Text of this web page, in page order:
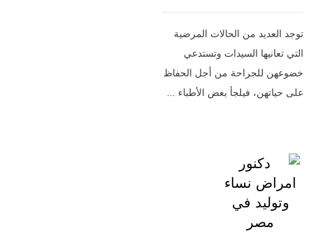
توجد العديد من الحالات المرضية
التي تعانيها السيدات وتستدعي
خضوعهن للجراحة من أجل الحفاظ
على حياتهن، فيلجأ بعض الأطباء ...